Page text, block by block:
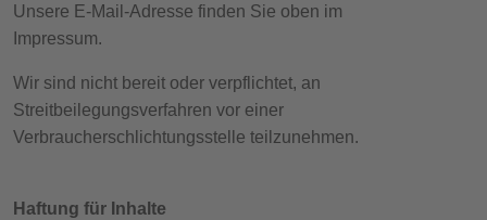
Unsere E-Mail-Adresse finden Sie oben im
Impressum.
Wir sind nicht bereit oder verpflichtet, an
Streitbeilegungsverfahren vor einer
Verbraucherschlichtungsstelle teilzunehmen.
Haftung für Inhalte